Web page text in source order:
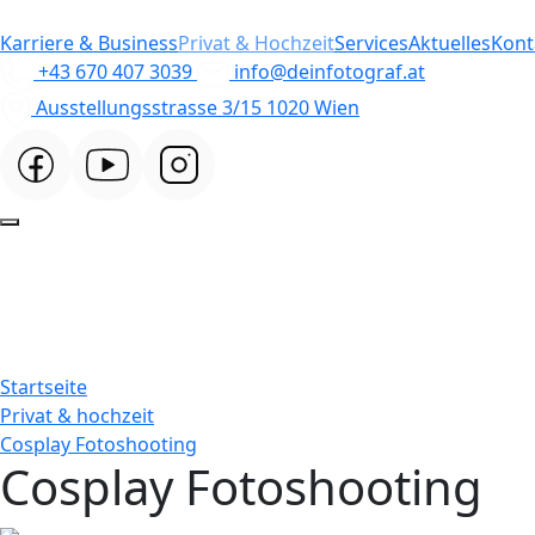
Karriere & BusinessPrivat & HochzeitServicesAktuelles
+43 670 407 3039
info@deinfotograf.at
Ausstellungsstrasse 3/15 1020 Wien
Startseite
Privat & hochzeit
Cosplay Fotoshooting
Cosplay Fotoshooting